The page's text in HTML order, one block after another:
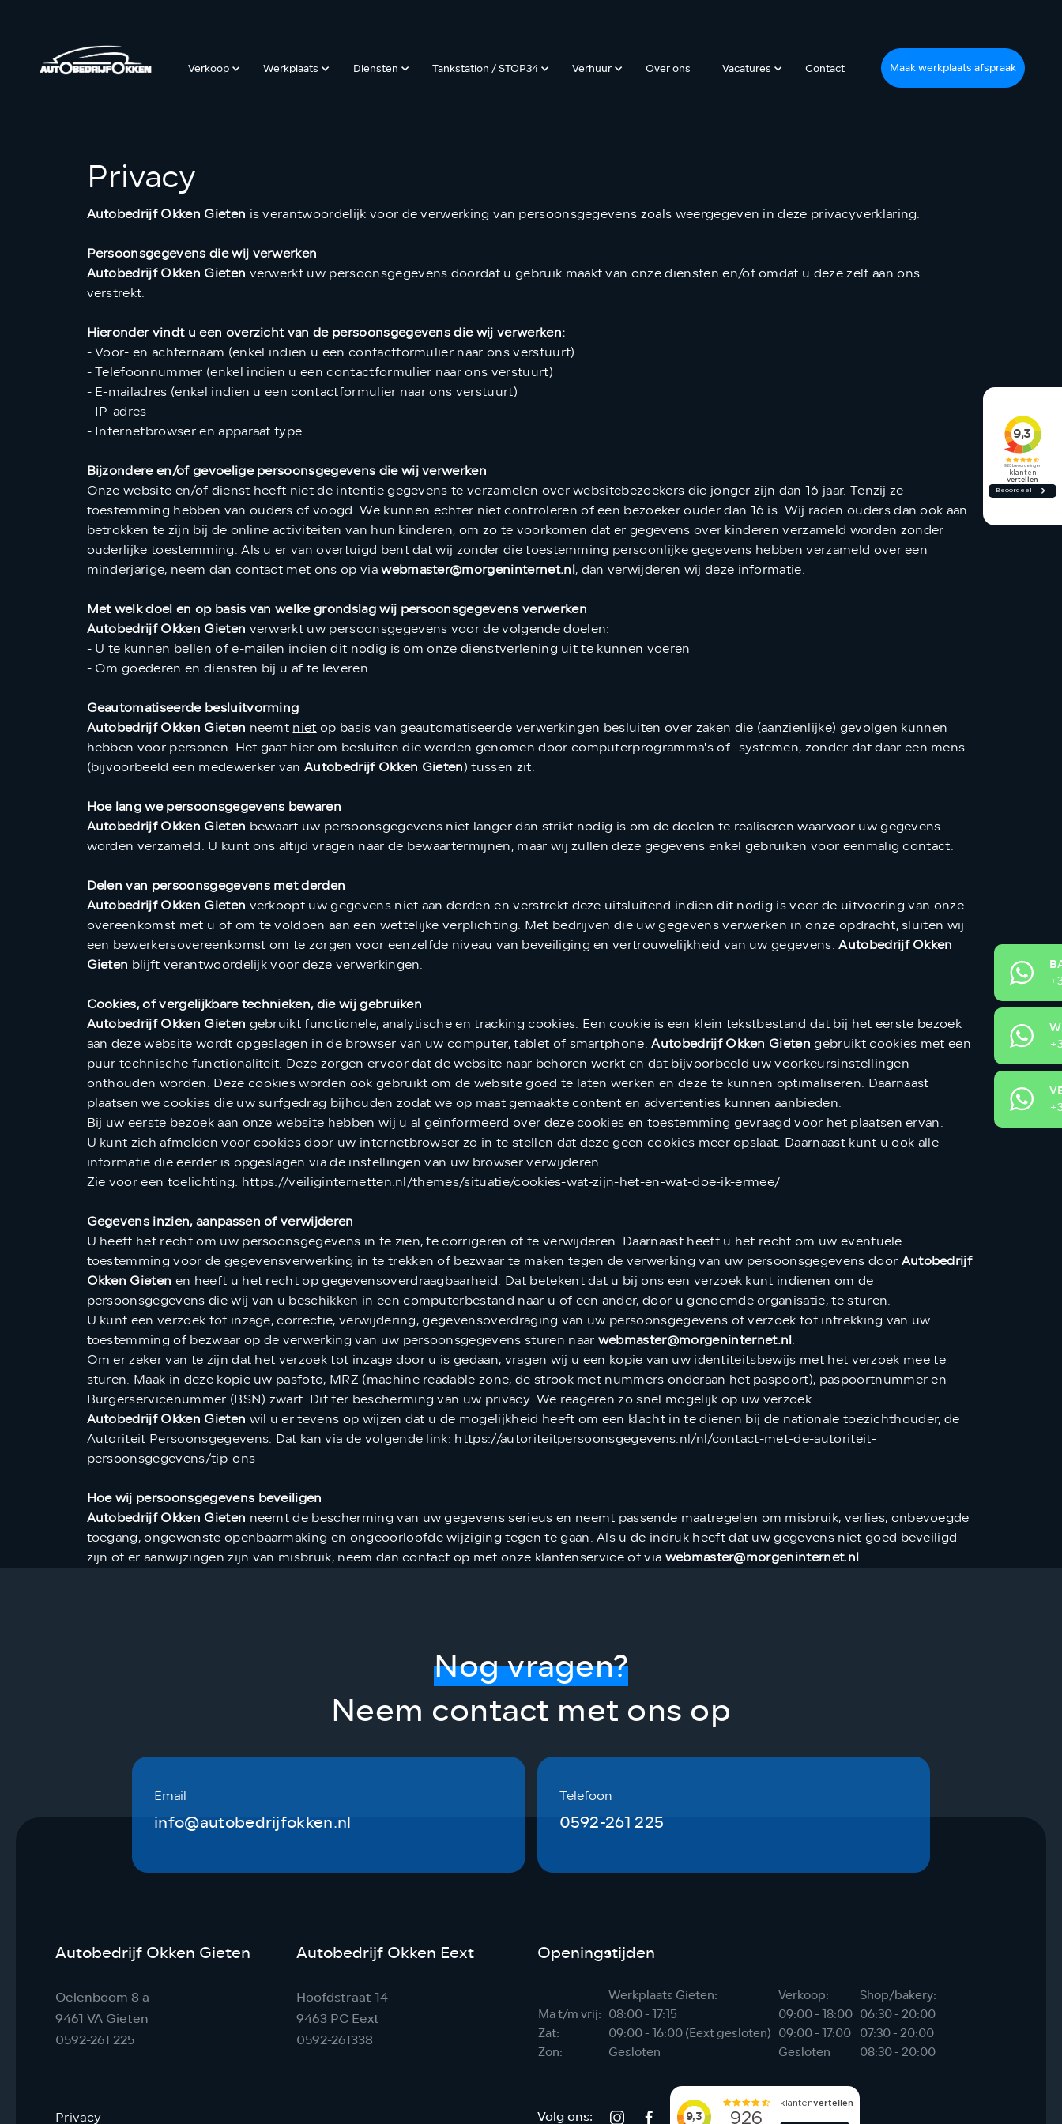
Verkoop Werkplaats Diensten Tankstation / STOP34 Verhuur Over ons Vacatures Contact Maak werkplaats afspraak
Privacy
Autobedrijf Okken Gieten is verantwoordelijk voor de verwerking van persoonsgegevens zoals weergegeven in deze privacyverklaring.
Persoonsgegevens die wij verwerken
Autobedrijf Okken Gieten verwerkt uw persoonsgegevens doordat u gebruik maakt van onze diensten en/of omdat u deze zelf aan ons
verstrekt.
Hieronder vindt u een overzicht van de persoonsgegevens die wij verwerken:
- Voor- en achternaam (enkel indien u een contactformulier naar ons verstuurt)
- Telefoonnummer (enkel indien u een contactformulier naar ons verstuurt)
- E-mailadres (enkel indien u een contactformulier naar ons verstuurt)
- IP-adres
- Internetbrowser en apparaat type
Bijzondere en/of gevoelige persoonsgegevens die wij verwerken
Onze website en/of dienst heeft niet de intentie gegevens te verzamelen over websitebezoekers die jonger zijn dan 16 jaar. Tenzij ze
toestemming hebben van ouders of voogd. We kunnen echter niet controleren of een bezoeker ouder dan 16 is. Wij raden ouders dan ook aan
betrokken te zijn bij de online activiteiten van hun kinderen, om zo te voorkomen dat er gegevens over kinderen verzameld worden zonder
ouderlijke toestemming. Als u er van overtuigd bent dat wij zonder die toestemming persoonlijke gegevens hebben verzameld over een
minderjarige, neem dan contact met ons op viawebmaster@morgeninternet.nl, dan verwijderen wij deze informatie.
Met welk doel en op basis van welke grondslag wij persoonsgegevens verwerken
Autobedrijf Okken Gieten verwerkt uw persoonsgegevens voor de volgende doelen:
- U te kunnen bellen of e-mailen indien dit nodig is om onze dienstverlening uit te kunnen voeren
- Om goederen en diensten bij u af te leveren
Geautomatiseerde besluitvorming
Autobedrijf Okken Gieten neemtnietop basis van geautomatiseerde verwerkingen besluiten over zaken die (aanzienlijke) gevolgen kunnen
hebben voor personen. Het gaat hier om besluiten die worden genomen door computerprogramma's of -systemen, zonder dat daar een mens
(bijvoorbeeld een medewerker vanAutobedrijf Okken Gieten) tussen zit.
Hoe lang we persoonsgegevens bewaren
Autobedrijf Okken Gieten bewaart uw persoonsgegevens niet langer dan strikt nodig is om de doelen te realiseren waarvoor uw gegevens
worden verzameld. U kunt ons altijd vragen naar de bewaartermijnen, maar wij zullen deze gegevens enkel gebruiken voor eenmalig contact.
Delen van persoonsgegevens met derden
Autobedrijf Okken Gieten verkoopt uw gegevens niet aan derden en verstrekt deze uitsluitend indien dit nodig is voor de uitvoering van onze
overeenkomst met u of om te voldoen aan een wettelijke verplichting. Met bedrijven die uw gegevens verwerken in onze opdracht, sluiten wij
een bewerkersovereenkomst om te zorgen voor eenzelfde niveau van beveiliging en vertrouwelijkheid van uw gegevens.Autobedrijf Okken
Gieten blijft verantwoordelijk voor deze verwerkingen.
Cookies, of vergelijkbare technieken, die wij gebruiken
Autobedrijf Okken Gieten gebruikt functionele, analytische en tracking cookies. Een cookie is een klein tekstbestand dat bij het eerste bezoek
aan deze website wordt opgeslagen in de browser van uw computer, tablet of smartphone.Autobedrijf Okken Gieten gebruikt cookies met een
puur technische functionaliteit. Deze zorgen ervoor dat de website naar behoren werkt en dat bijvoorbeeld uw voorkeursinstellingen
onthouden worden. Deze cookies worden ook gebruikt om de website goed te laten werken en deze te kunnen optimaliseren. Daarnaast
plaatsen we cookies die uw surfgedrag bijhouden zodat we op maat gemaakte content en advertenties kunnen aanbieden.
Bij uw eerste bezoek aan onze website hebben wij u al geïnformeerd over deze cookies en toestemming gevraagd voor het plaatsen ervan.
U kunt zich afmelden voor cookies door uw internetbrowser zo in te stellen dat deze geen cookies meer opslaat. Daarnaast kunt u ook alle
informatie die eerder is opgeslagen via de instellingen van uw browser verwijderen.
Zie voor een toelichting: https://veiliginternetten.nl/themes/situatie/cookies-wat-zijn-het-en-wat-doe-ik-ermee/
Gegevens inzien, aanpassen of verwijderen
U heeft het recht om uw persoonsgegevens in te zien, te corrigeren of te verwijderen. Daarnaast heeft u het recht om uw eventuele
toestemming voor de gegevensverwerking in te trekken of bezwaar te maken tegen de verwerking van uw persoonsgegevens door Autobedrijf
Okken Gieten en heeft u het recht op gegevensoverdraagbaarheid. Dat betekent dat u bij ons een verzoek kunt indienen om de
persoonsgegevens die wij van u beschikken in een computerbestand naar u of een ander, door u genoemde organisatie, te sturen.
U kunt een verzoek tot inzage, correctie, verwijdering, gegevensoverdraging van uw persoonsgegevens of verzoek tot intrekking van uw
toestemming of bezwaar op de verwerking van uw persoonsgegevens sturen naar webmaster@morgeninternet.nl.
Om er zeker van te zijn dat het verzoek tot inzage door u is gedaan, vragen wij u een kopie van uw identiteitsbewijs met het verzoek mee te
sturen. Maak in deze kopie uw pasfoto, MRZ (machine readable zone, de strook met nummers onderaan het paspoort), paspoortnummer en
Burgerservicenummer (BSN) zwart. Dit ter bescherming van uw privacy. We reageren zo snel mogelijk op uw verzoek.
Autobedrijf Okken Gieten wil u er tevens op wijzen dat u de mogelijkheid heeft om een klacht in te dienen bij de nationale toezichthouder, de
Autoriteit Persoonsgegevens. Dat kan via de volgende link: https://autoriteitpersoonsgegevens.nl/nl/contact-met-de-autoriteit-
persoonsgegevens/tip-ons
Hoe wij persoonsgegevens beveiligen
Autobedrijf Okken Gieten neemt de bescherming van uw gegevens serieus en neemt passende maatregelen om misbruik, verlies, onbevoegde
toegang, ongewenste openbaarmaking en ongeoorloofde wijziging tegen te gaan. Als u de indruk heeft dat uw gegevens niet goed beveiligd
zijn of er aanwijzingen zijn van misbruik, neem dan contact op met onze klantenservice of via webmaster@morgeninternet.nl
Nog vragen?
Neem contact met ons op
Email
info@autobedrijfokken.nl
Telefoon
0592-261 225
Autobedrijf Okken Gieten
Oelenboom 8 a
9461 VA Gieten
0592-261 225
Autobedrijf Okken Eext
Hoofdstraat 14
9463 PC Eext
0592-261338
Openingstijden
Werkplaats Gieten: Verkoop:
Shop/bakery:
Ma t/m vrij: 08:00 - 17:15 09:00 - 18:00 06:30 - 20:00
Zat:
09:00 - 16:00 (Eext gesloten) 09:00 - 17:00 07:30 - 20:00
Zon:
Gesloten Gesloten 08:30 - 20:00
Volg ons:
Privacy